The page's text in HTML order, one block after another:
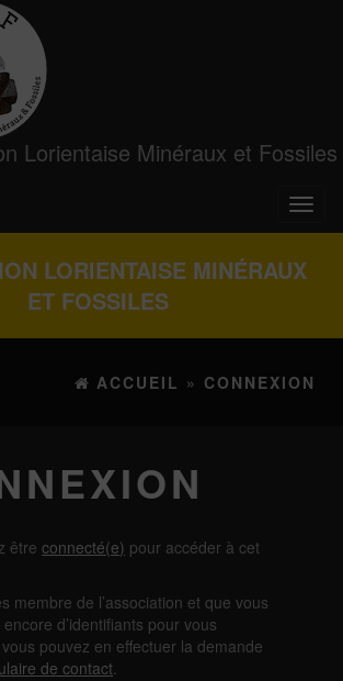
Lorientaise Minéraux et Fossiles
LORIENTAISE MINÉRAUX
ET FOSSILES
ACCUEIL » CONNEXION
êtreconnecté(e) pour accéder à cet
membre de l’association et que vous
encore d’identifiants pour vous
pouvez en effectuer la demande
de contact.